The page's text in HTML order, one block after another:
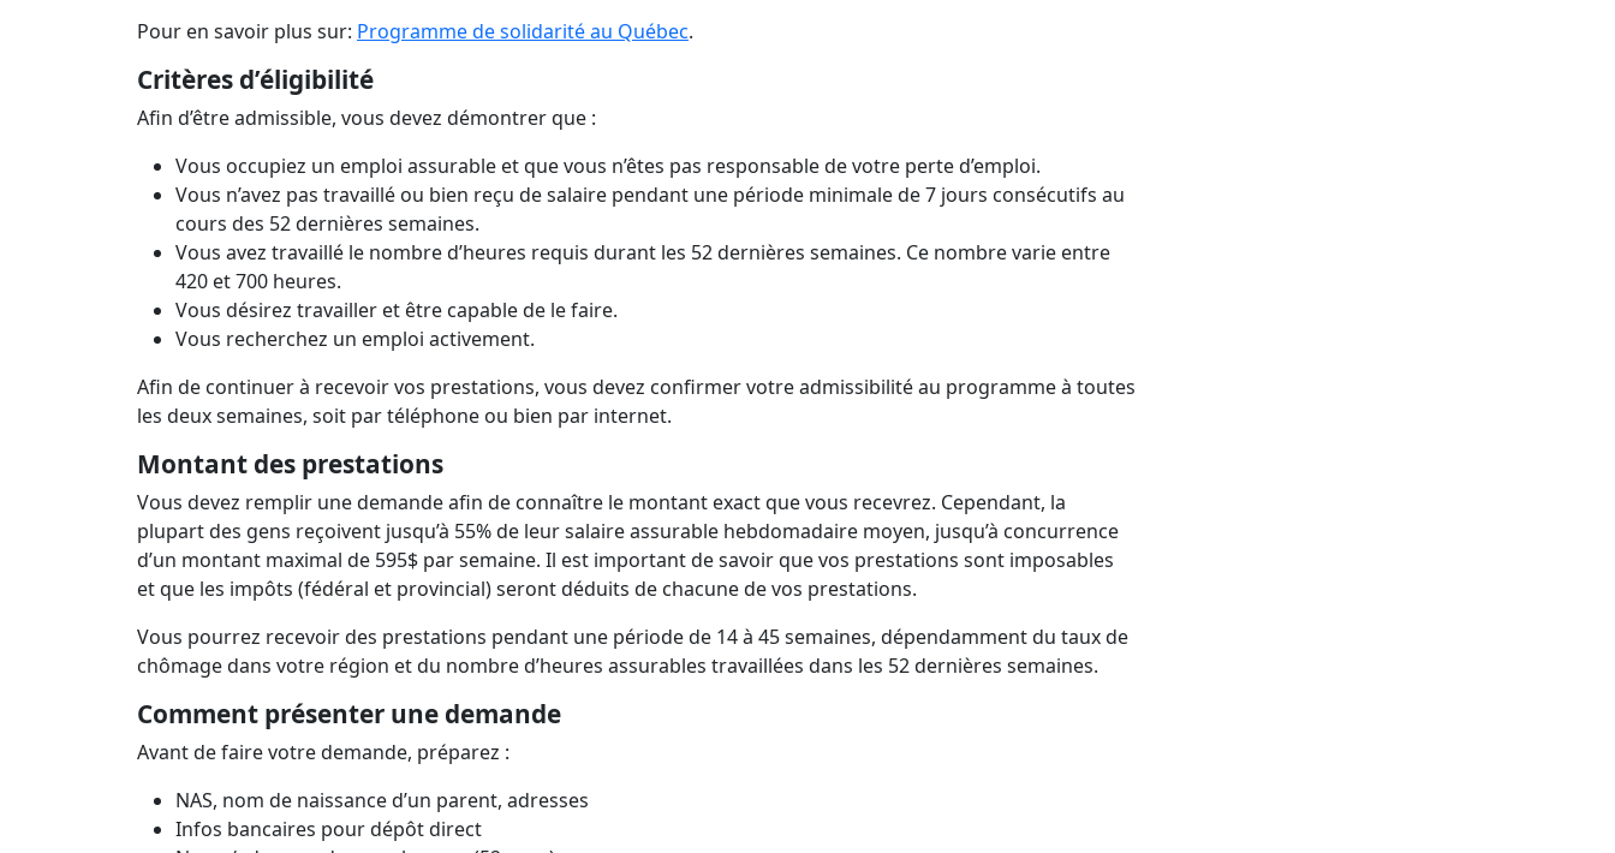
Pour en savoir plus sur: Programme de solidarité au Québec.
Critères d’éligibilité
Afin d’être admissible, vous devez démontrer que :
Vous occupiez un emploi assurable et que vous n’êtes pas responsable de votre perte d’emploi.
Vous n’avez pas travaillé ou bien reçu de salaire pendant une période minimale de 7 jours consécutifs au
cours des 52 dernières semaines.
Vous avez travaillé le nombre d’heures requis durant les 52 dernières semaines. Ce nombre varie entre
420 et 700 heures.
Vous désirez travailler et être capable de le faire.
Vous recherchez un emploi activement.
Afin de continuer à recevoir vos prestations, vous devez confirmer votre admissibilité au programme à toutes
les deux semaines, soit par téléphone ou bien par internet.
Montant des prestations
Vous devez remplir une demande afin de connaître le montant exact que vous recevrez. Cependant, la
plupart des gens reçoivent jusqu’à 55% de leur salaire assurable hebdomadaire moyen, jusqu’à concurrence
d’un montant maximal de 595$ par semaine. Il est important de savoir que vos prestations sont imposables
et que les impôts (fédéral et provincial) seront déduits de chacune de vos prestations.
Vous pourrez recevoir des prestations pendant une période de 14 à 45 semaines, dépendamment du taux de
chômage dans votre région et du nombre d’heures assurables travaillées dans les 52 dernières semaines.
Comment présenter une demande
Avant de faire votre demande, préparez :
NAS, nom de naissance d’un parent, adresses
Infos bancaires pour dépôt direct